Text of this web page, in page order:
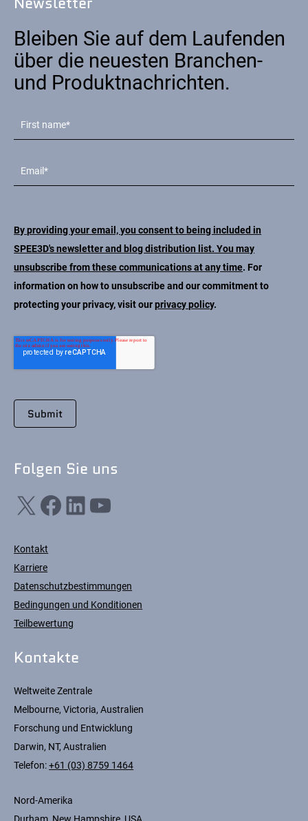
Bleiben Sie auf dem Laufenden
über die neuesten Branchen-
und Produktnachrichten.
By providing your email, you consent to being included in
SPEE3D's newsletter and blog distribution list. You may
unsubscribe from these communications at any time. For
information on how to unsubscribe and our commitment to
protecting your privacy, visit ourprivacy policy.
Folgen Sie uns
X Facebook LinkedIn YouTube
Kontakt
Karriere
Datenschutzbestimmungen
Bedingungen und Konditionen
Teilbewertung
Kontakte
Weltweite Zentrale
Melbourne, Victoria, Australien
Forschung und Entwicklung
Darwin, NT, Australien
Telefon:+61 (03) 8759 1464
Nord-Amerika